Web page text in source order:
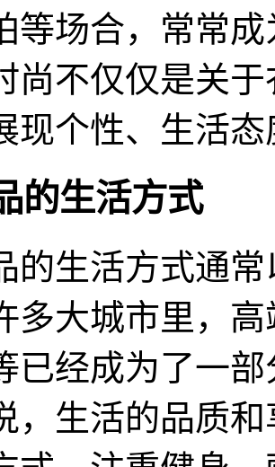
等场合，常常
尚不仅仅是关
现个性、生活
的生活方式
的生活方式通
多大城市里，
已经成为了一
，生活的品质